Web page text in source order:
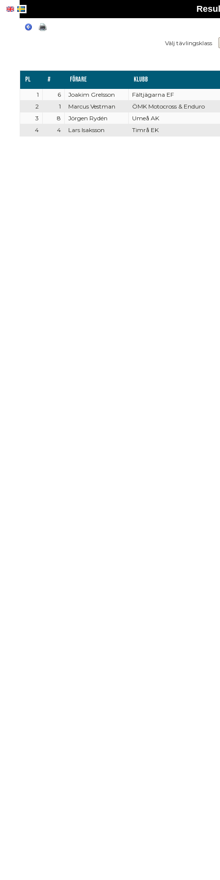
Välj tävlingsklass
Pl # Förare Klubb
1 6 Joakim Grelsson
Fältjägarna EF
2
1 Marcus Vestman
ÖMK Motocross & Enduro
3
8 Jörgen Rydén
Umeå AK
4
4 Lars Isaksson Timrå EK